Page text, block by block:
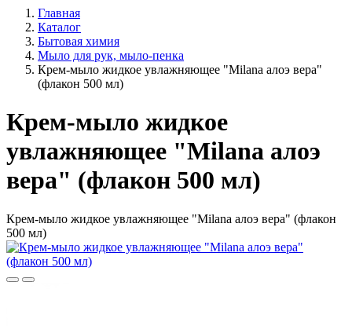
Главная
Каталог
Бытовая химия
Мыло для рук, мыло-пенка
Крем-мыло жидкое увлажняющее "Milana алоэ вера"
(флакон 500 мл)
Крем-мыло жидкое
увлажняющее "Milana алоэ
вера" (флакон 500 мл)
Крем-мыло жидкое увлажняющее "Milana алоэ вера" (флакон
500 мл)